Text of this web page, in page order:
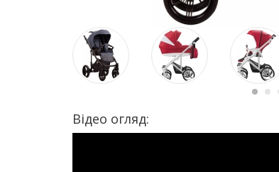
Відео огляд: